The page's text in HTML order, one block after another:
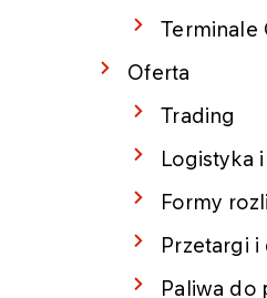
Terminale
Oferta
Trading
Logistyka
Formy
Przetargi i
Paliwa do